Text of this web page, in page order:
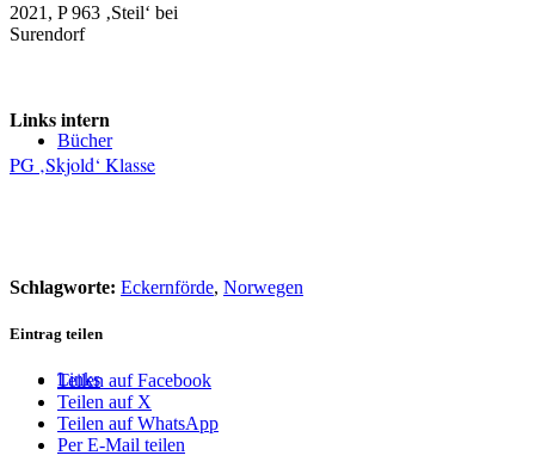
Bücher
Links
2021, P 963 ‚Steil‘ bei
Surendorf
Links intern
PG ‚Skjold‘ Klasse
Schlagworte: Eckernförde, Norwegen
Eintrag teilen
Teilen auf Facebook
Teilen auf X
Teilen auf WhatsApp
Per E-Mail teilen